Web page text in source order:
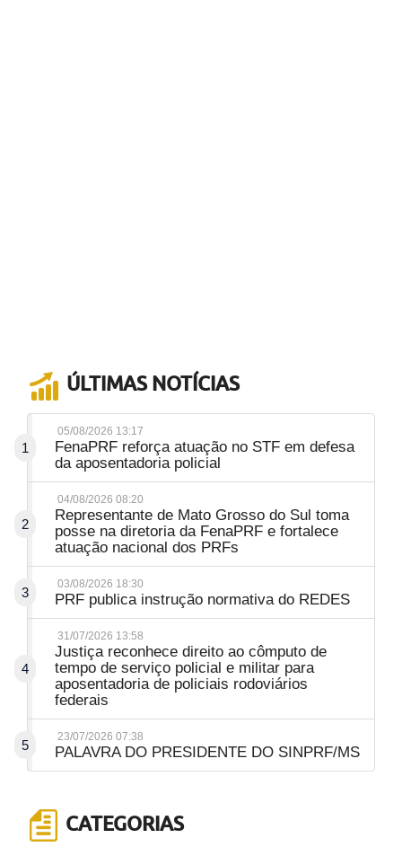
ÚLTIMAS NOTÍCIAS
1
05/08/2026 13:17
FenaPRF reforça atuação no STF em defesa
da aposentadoria policial
2
04/08/2026 08:20
Representante de Mato Grosso do Sul toma
posse na diretoria da FenaPRF e fortalece
atuação nacional dos PRFs
3
03/08/2026 18:30
PRF publica instrução normativa do REDES
4
31/07/2026 13:58
Justiça reconhece direito ao cômputo de
tempo de serviço policial e militar para
aposentadoria de policiais rodoviários
federais
5
23/07/2026 07:38
PALAVRA DO PRESIDENTE DO SINPRF/MS
CATEGORIAS